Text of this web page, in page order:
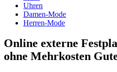
Uhren
Damen-Mode
Herren-Mode
Online externe
ohne Mehrkosten